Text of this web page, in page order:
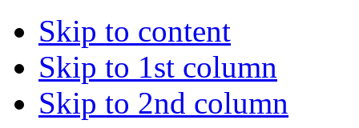
Skip to content
Skip to 1st column
Skip to 2nd column